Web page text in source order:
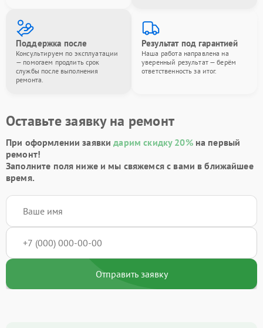
Поддержка после
Консультируем по эксплуатации
— помогаем продлить срок
службы после выполнения
ремонта.
Результат под гарантией
Наша работа направлена на
уверенный результат — берём
ответственность за итог.
Оставьте заявку на ремонт
При оформлении заявкидарим скидку 20%на первый
ремонт!
Заполните поля ниже и мы свяжемся с вами в ближайшее
время.
Отправить заявку